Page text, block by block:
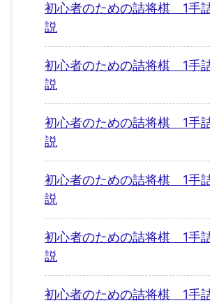
初心者のための詰将棋 1手
説
初心者のための詰将棋 1手
説
初心者のための詰将棋 1手
説
初心者のための詰将棋 1手
説
初心者のための詰将棋 1手
説
初心者のための詰将棋 1手